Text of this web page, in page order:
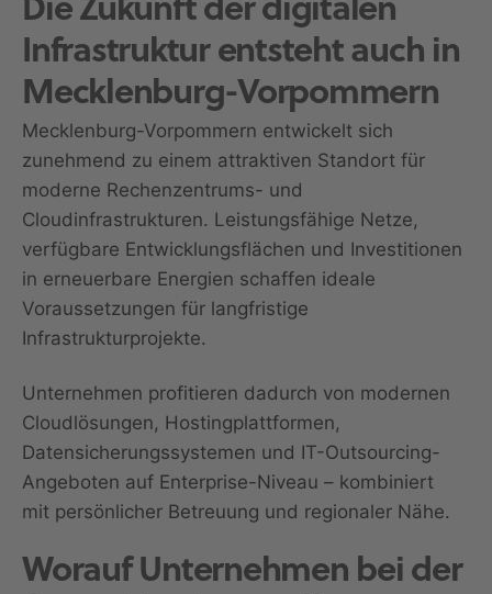
Die Zukunft der digitalen
Infrastruktur entsteht auch in
Mecklenburg-Vorpommern
Mecklenburg-Vorpommern entwickelt sich
zunehmend zu einem attraktiven Standort für
moderne Rechenzentrums- und
Cloudinfrastrukturen. Leistungsfähige Netze,
verfügbare Entwicklungsflächen und Investitionen
in erneuerbare Energien schaffen ideale
Voraussetzungen für langfristige
Infrastrukturprojekte.
Unternehmen profitieren dadurch von modernen
Cloudlösungen, Hostingplattformen,
Datensicherungssystemen und IT-Outsourcing-
Angeboten auf Enterprise-Niveau – kombiniert
mit persönlicher Betreuung und regionaler Nähe.
Worauf Unternehmen bei der